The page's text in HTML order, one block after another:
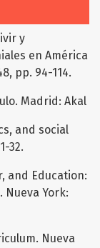
y
en América
pp. 94-114.
Madrid: Akal
and social
32.
and Education:
Nueva York:
Nueva